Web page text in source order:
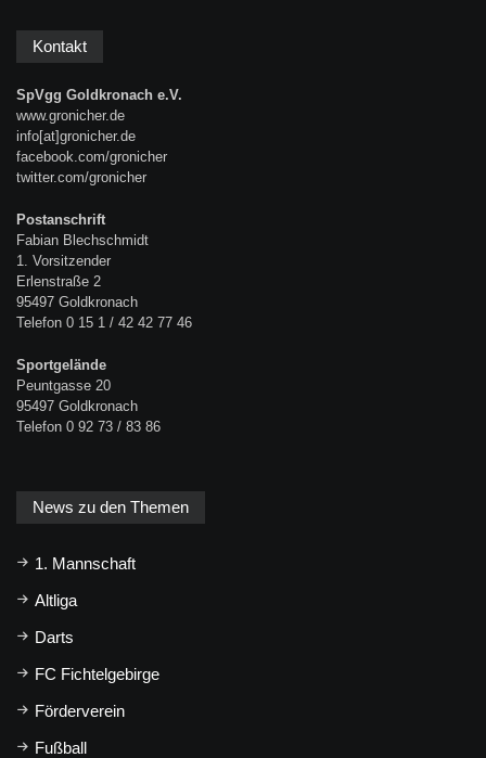
Kontakt
SpVgg Goldkronach e.V.
www.gronicher.de
info[at]gronicher.de
facebook.com/gronicher
twitter.com/gronicher
Postanschrift
Fabian Blechschmidt
1. Vorsitzender
Erlenstraße 2
95497 Goldkronach
Telefon 0 15 1 / 42 42 77 46
Sportgelände
Peuntgasse 20
95497 Goldkronach
Telefon 0 92 73 / 83 86
News zu den Themen
1. Mannschaft
Altliga
Darts
FC Fichtelgebirge
Förderverein
Fußball